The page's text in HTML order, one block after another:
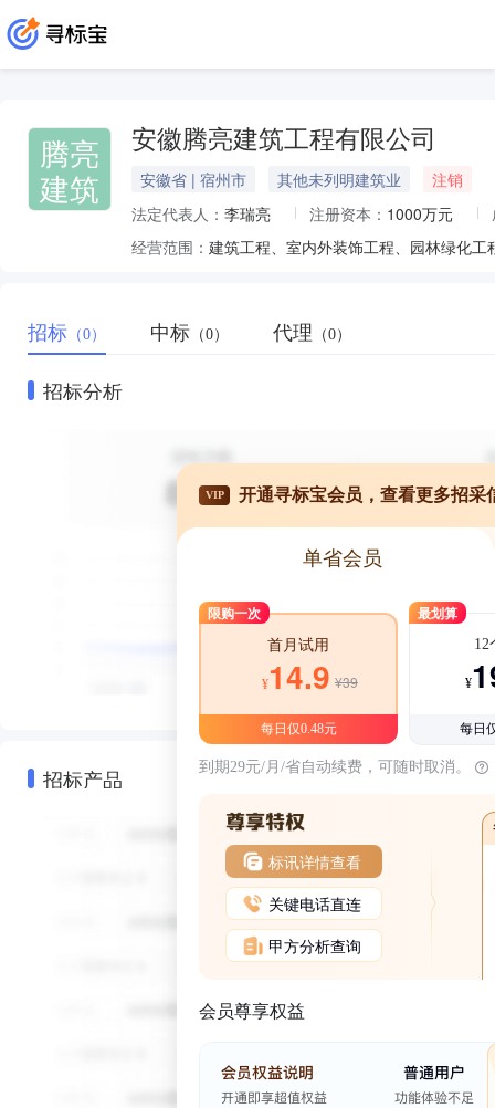
腾亮
建筑
安徽腾亮建筑工程有限公司
安徽省 | 宿州市 其他未列明建筑业
注销
法定代表人： 李瑞亮 注册资本： 1000万元
经营范围：
招标 （0） 中标 （0） 代理 （0）
招标分析
招标产品
VIP 开通寻标宝会员，查看更多招采
单省会员
限购一次
首月试用
¥14.9 ¥39
每日仅0.48元
最划算
12
¥
每日
到期29元/月/省自动续费，可随时取消。
标讯详情查看
关键电话直连
甲方分析查询
会员尊享权益